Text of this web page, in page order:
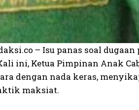
– Isu panas soal
ini, Ketua Pimpinan Anak
dengan nada keras,
maksiat.